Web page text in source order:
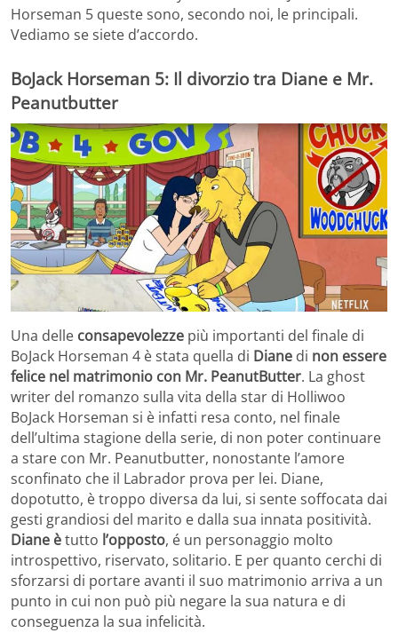
Horseman 5 queste sono, secondo noi, le principali.
Vediamo se siete d’accordo.
BoJack Horseman 5: Il divorzio tra Diane e Mr.
Peanutbutter
Una delle consapevolezze più importanti del finale di
BoJack Horseman 4 è stata quella di Diane di non essere
felice nel matrimonio con Mr. PeanutButter. La ghost
writer del romanzo sulla vita della star di Holliwoo
BoJack Horseman si è infatti resa conto, nel finale
dell’ultima stagione della serie, di non poter continuare
a stare con Mr. Peanutbutter, nonostante l’amore
sconfinato che il Labrador prova per lei. Diane,
dopotutto, è troppo diversa da lui, si sente soffocata dai
gesti grandiosi del marito e dalla sua innata positività.
Diane ètutto l’opposto, é un personaggio molto
introspettivo, riservato, solitario. E per quanto cerchi di
sforzarsi di portare avanti il suo matrimonio arriva a un
punto in cui non può più negare la sua natura e di
conseguenza la sua infelicità.